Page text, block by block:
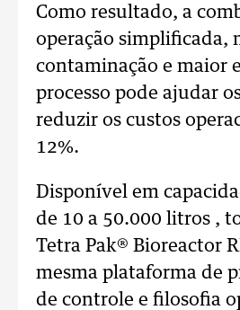
Como resultado, a
operação simplificada,
contaminação e maior
processo pode ajudar
reduzir os custos
12%.
Disponível em
de 10 a 50.000 litros ,
Tetra Pak® Bioreactor
mesma plataforma de
de controle e filosofia